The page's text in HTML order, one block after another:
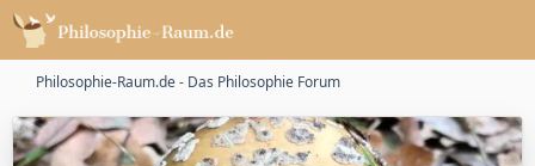
Philosophie-Raum.de - Das Philosophie Forum